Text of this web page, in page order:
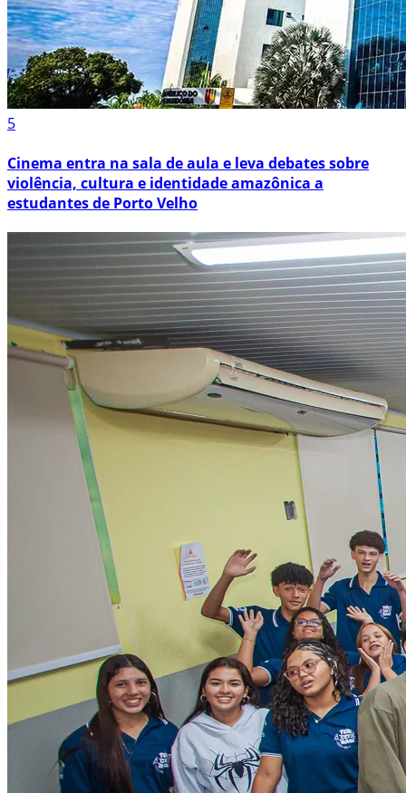
5
Cinema entra na sala de aula e leva debates sobre
violência, cultura e identidade amazônica a
estudantes de Porto Velho